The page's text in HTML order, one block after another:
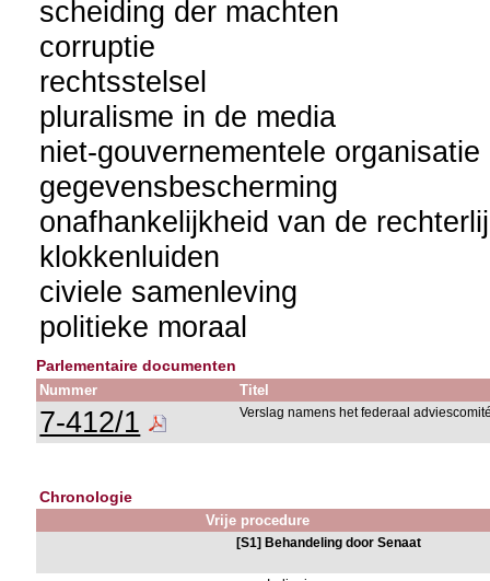
scheiding der machten
corruptie
rechtsstelsel
pluralisme in de media
niet-gouvernementele organisatie
gegevensbescherming
onafhankelijkheid van de
klokkenluiden
civiele samenleving
politieke moraal
Parlementaire documenten
Nummer Titel
7-412/1 Verslag namens het federaal
Chronologie
Vrije procedure
[S1] Behandeling door Senaat